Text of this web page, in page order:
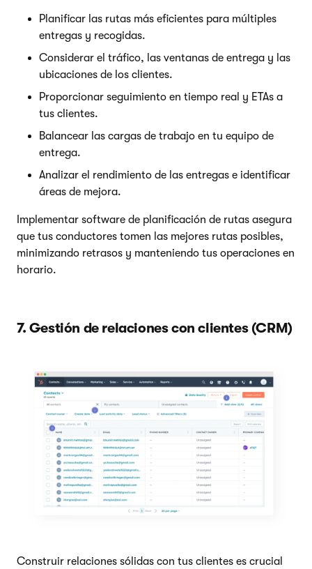
Planificar las rutas más eficientes para múltiples
entregas y recogidas.
Considerar el tráfico, las ventanas de entrega y las
ubicaciones de los clientes.
Proporcionar seguimiento en tiempo real y ETAs a
tus clientes.
Balancear las cargas de trabajo en tu equipo de
entrega.
Analizar el rendimiento de las entregas e identificar
áreas de mejora.
Implementar software de planificación de rutas asegura
que tus conductores tomen las mejores rutas posibles,
minimizando retrasos y manteniendo tus operaciones en
horario.
7. Gestión de relaciones con clientes (CRM)
Construir relaciones sólidas con tus clientes es crucial